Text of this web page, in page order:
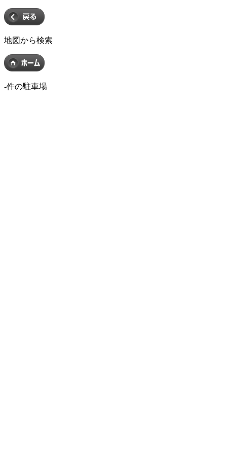
地図から検索
-件の駐車場